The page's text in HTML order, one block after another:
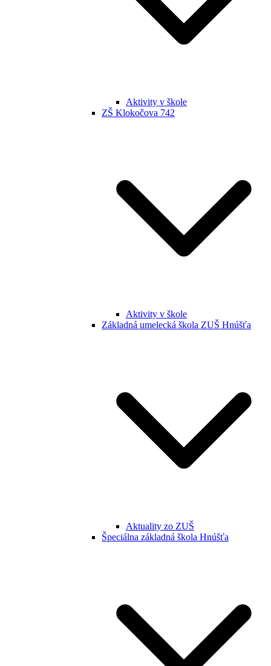
Aktivity v škole
ZŠ Klokočova 742
Aktivity v škole
Základná umelecká škola ZUŠ Hnúšťa
Aktuality zo ZUŠ
Špeciálna základná škola Hnúšťa